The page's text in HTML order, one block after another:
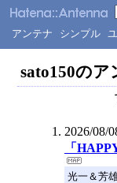
アンテナ シンプル
sato150のア
2026/08/
「
光一＆芳